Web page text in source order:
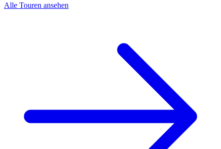
Alle Touren ansehen